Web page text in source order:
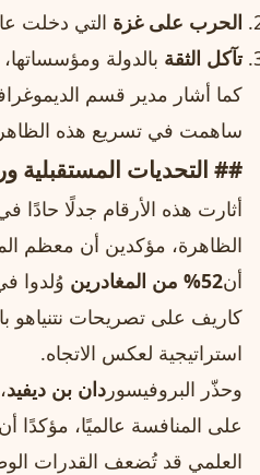
الحرب على غزة التي دخلت
تآكل الثقة بالدولة
كما أشار مدير قسم
ساهمت في تسريع هذه الظاهرة
## التحديات المستقبلية
أثارت هذه الأرقام جدلًا
الظاهرة، مؤكدين أن معظم
أن52% من المغادرين
وُلدوا
كاريف على تصريحات نتنياهو
استراتيجية لعكس الاتجاه.
وحذّر البروفيسور دان بن ديفيد
على المنافسة عالميًا، مؤكدًا
العلمي قد تُضعف القدرات